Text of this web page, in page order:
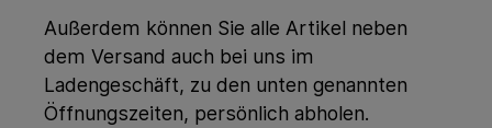
Außerdem können Sie alle Artikel neben
dem Versand auch bei uns im
Ladengeschäft, zu den unten genannten
Öffnungszeiten, persönlich abholen.